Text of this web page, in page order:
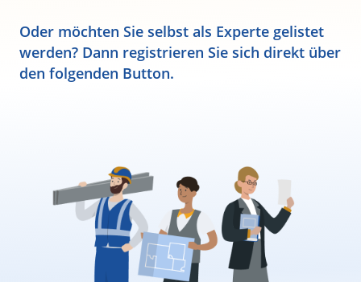
Oder möchten Sie selbst als Experte gelistet
werden? Dann registrieren Sie sich direkt über
den folgenden Button.